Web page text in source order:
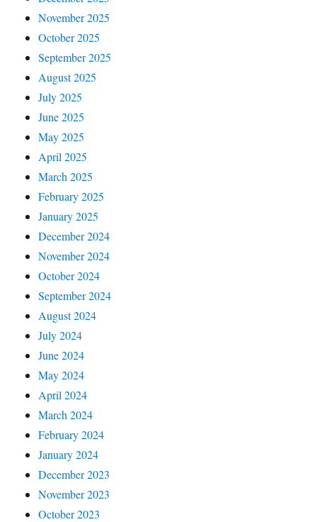
November 2025
October 2025
September 2025
August 2025
July 2025
June 2025
May 2025
April 2025
March 2025
February 2025
January 2025
December 2024
November 2024
October 2024
September 2024
August 2024
July 2024
June 2024
May 2024
April 2024
March 2024
February 2024
January 2024
December 2023
November 2023
October 2023